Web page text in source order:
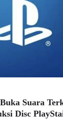
Suara
Disc